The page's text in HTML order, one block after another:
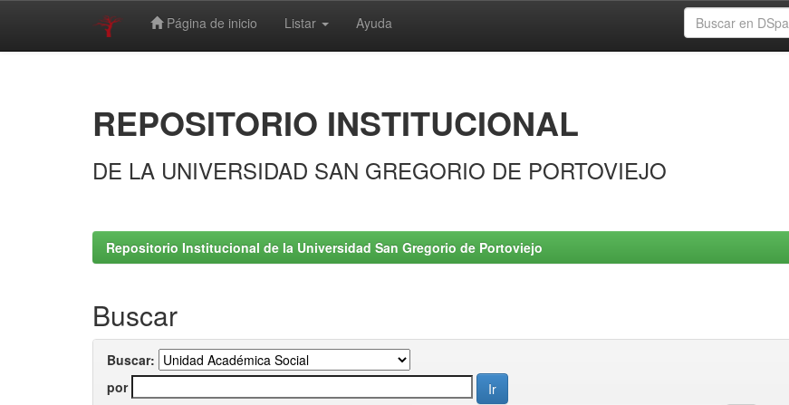
Página de inicio Listar Ayuda
REPOSITORIO INSTITUCIONAL
DE LA UNIVERSIDAD SAN GREGORIO DE PORTOVIEJO
Repositorio Institucional de la Universidad San Gregorio de Portoviejo
Buscar
Buscar:
por